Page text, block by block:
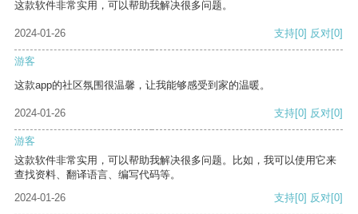
这款软件非常实用，可以帮助我解决很多问题。
2024-01-26 支持[0] 反对[0]
游客
这款app的社区氛围很温馨，让我能够感受到家的温暖。
2024-01-26 支持[0] 反对[0]
游客
这款软件非常实用，可以帮助我解决很多问题。比如，我可以使用它来
查找资料、翻译语言、编写代码等。
2024-01-26
支持[0] 反对[0]